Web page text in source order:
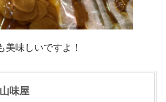
美味しいですよ！
味屋